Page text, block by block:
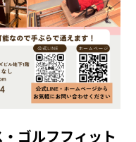
ゴルフフィット